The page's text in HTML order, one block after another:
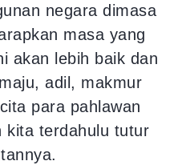
negara dimasa
masa yang
akan lebih baik dan
adil, makmur
para pahlawan
kita terdahulu tutur